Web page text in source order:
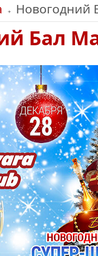
Новогодний
Бал